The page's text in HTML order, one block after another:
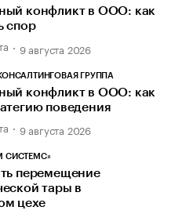
конфликт в ООО: как
спор
9 августа 2026
ГРУППА
конфликт в ООО: как
поведения
9 августа 2026
СИСТЕМС»
перемещение
тары в
цехе